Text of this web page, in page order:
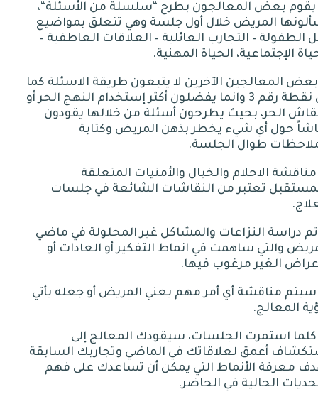
“سلسلة من الأسئلة“،
المريض خلال أول جلسة وهي تتعلق بمواضيع
الطفولة – التجارب العائلية – العلاقات العاطفية –
الإجتماعية، الحياة المهنية.
بعض المعالجين الآخرين لا يتبعون طريقة الاسئلة كما
نقطة رقم
وانما يفضلون أكثر إستخدام النهج الحر أو
الحر، بحيث يطرحون أسئلة من خلالها يقودون
حول أي شيء يخطر بذهن المريض وكتابة
طوال الجلسة.
مناقشة الاحلام والخيال والأمنيات المتعلقة
تعتبر من النقاشات الشائعة في جلسات
.
تم دراسة النزاعات والمشاكل غير المحلولة في ماضي
والتي ساهمت في انماط التفكير أو العادات أو
الغير مرغوب فيها.
سيتم مناقشة أي أمر مهم يعني المريض أو جعله يأتي
المعالج.
كلما استمرت الجلسات، سيقودك المعالج إلى
أعمق لعلاقاتك في الماضي وتجاربك السابقة
معرفة الأنماط التي يمكن أن تساعدك على فهم
الحالية في الحاضر.